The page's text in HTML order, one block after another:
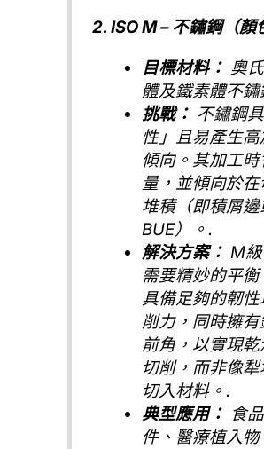
2. ISO M – 不鏽鋼（顏
目標材料： 奧
體及鐵素體不鏽
挑戰： 不鏽鋼
性」且易產生
傾向。其加工
量，並傾向於
堆積（即積屑邊
BUE）。.
解決方案： M
需要精妙的平
具備足夠的韌
削力，同時擁
前角，以實現
切削，而非像
切入材料。.
典型應用： 食
件、醫療植入物